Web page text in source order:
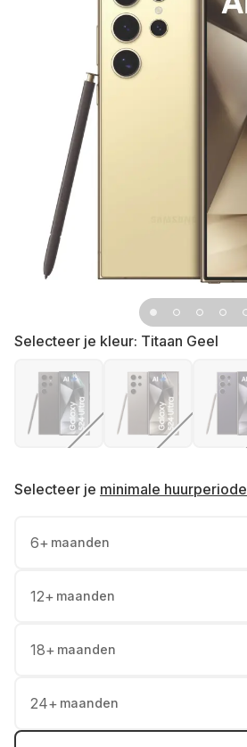
Selecteer je kleur: Titaan Geel
Selecteer je minimale huurperiode
6+ maanden
12+ maanden
18+ maanden
24+ maanden